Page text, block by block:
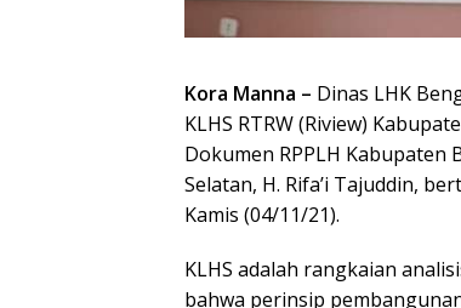
Kora Manna – Dinas LHK
KLHS RTRW (Riview)
Dokumen RPPLH
Selatan, H. Rifa’i Tajuddin,
Kamis (04/11/21).
KLHS adalah rangkaian
bahwa perinsip